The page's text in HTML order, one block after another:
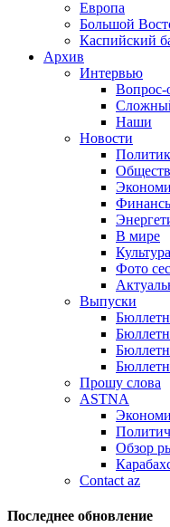
Европа
Большой
Каспийский
Архив
Интервью
Вопрос-
Наши
Новости
В мире
Культура
Фото
Выпуски
Прошу слова
ASTNA
Обзор
Contact az
Последнее обновление